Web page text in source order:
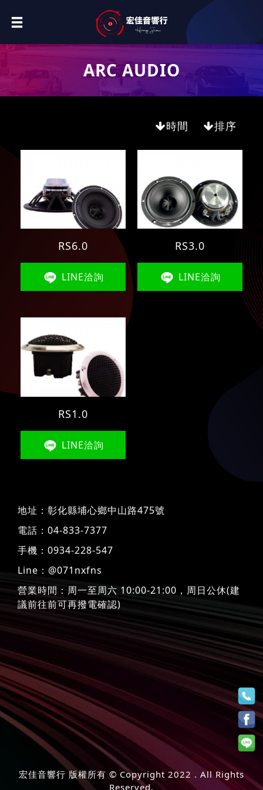
ARC AUDIO
時間 排序
RS6.0
LINE洽詢
RS3.0
LINE洽詢
RS1.0
LINE洽詢
地址： 彰化縣埔心鄉中山路475號
電話： 04-833-7377
手機： 0934-228-547
Line： @071nxfns
營業時間：周一至周六 10:00-21:00，周日公休(建
議前往前可再撥電確認)
宏佳音響行 版權所有 © Copyright 2022 . All Rights
Reserved.